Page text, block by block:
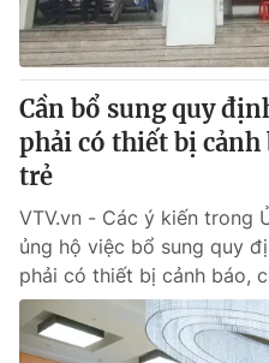
cấp ngày 29/12/2023
Tổng Biên tập:Vũ Thanh Thủy
Phó Tổng Biên tập:Nguyễn Thị
Nguyễn Trọng Ninh
Tổng đài VTV:024.38 355 931
Ðiện thoại Thời báo VTV:
toasoan@vtv.vn
Liên hệ quảng cáo:024-
Cần bổ sung quy
phải có thiết bị cảnh
trẻ
VTV.vn - Các ý kiến trong
ủng hộ việc bổ sung quy
phải có thiết bị cảnh báo,